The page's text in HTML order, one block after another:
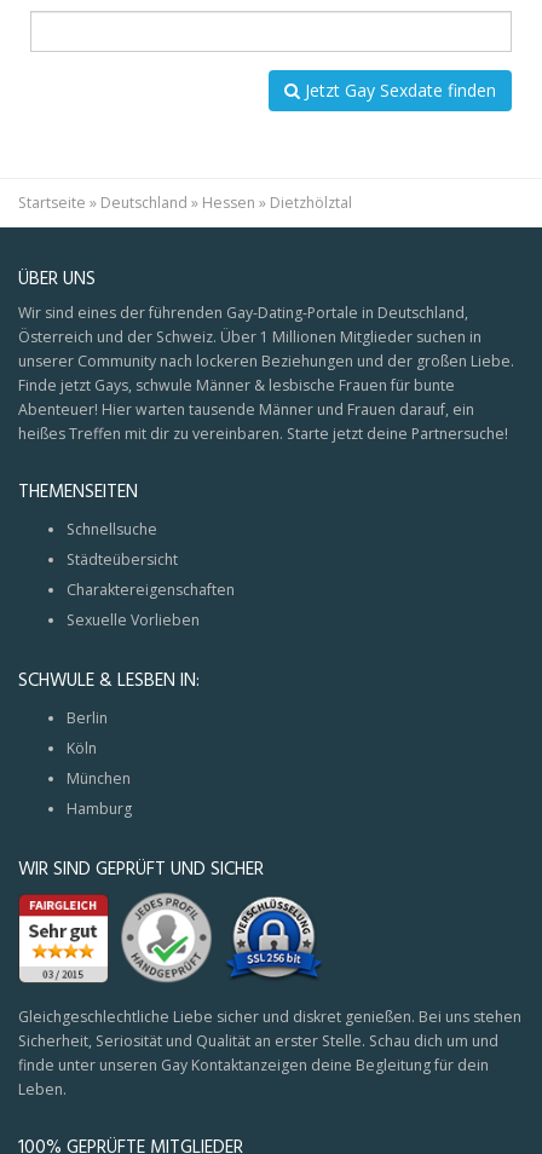
Jetzt Gay Sexdate finden
Startseite » Deutschland » Hessen » Dietzhölztal
ÜBER UNS
Wir sind eines der führenden Gay-Dating-Portale in Deutschland,
Österreich und der Schweiz. Über 1 Millionen Mitglieder suchen in
unserer Community nach lockeren Beziehungen und der großen Liebe.
Finde jetzt Gays, schwule Männer & lesbische Frauen für bunte
Abenteuer! Hier warten tausende Männer und Frauen darauf, ein
heißes Treffen mit dir zu vereinbaren. Starte jetzt deine Partnersuche!
THEMENSEITEN
Schnellsuche
Städteübersicht
Charaktereigenschaften
Sexuelle Vorlieben
SCHWULE & LESBEN IN:
Berlin
Köln
München
Hamburg
WIR SIND GEPRÜFT UND SICHER
Gleichgeschlechtliche Liebe sicher und diskret genießen. Bei uns stehen
Sicherheit, Seriosität und Qualität an erster Stelle. Schau dich um und
finde unter unseren Gay Kontaktanzeigen deine Begleitung für dein
Leben.